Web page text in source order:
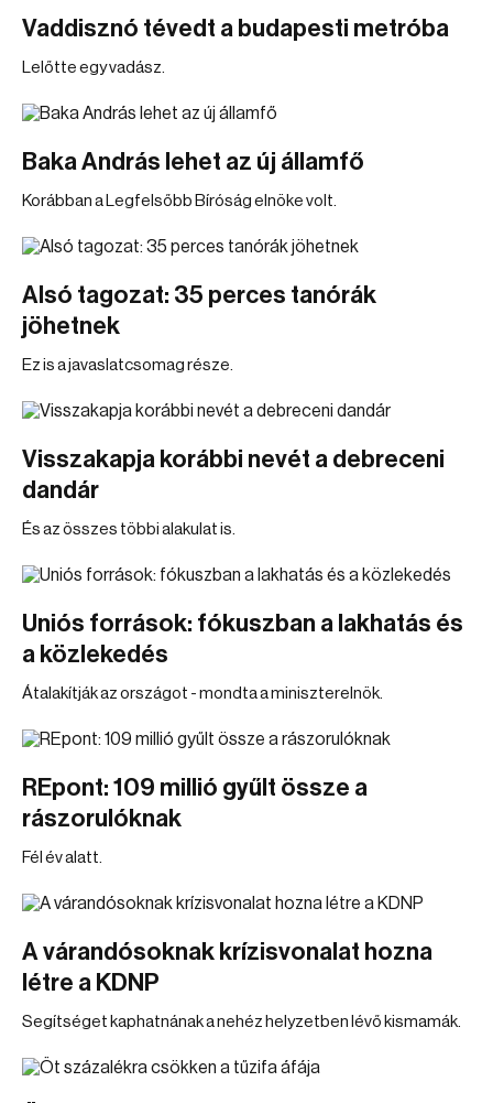
Vaddisznó tévedt a budapesti metróba
Lelőtte egy vadász.
Baka András lehet az új államfő
Korábban a Legfelsőbb Bíróság elnöke volt.
Alsó tagozat: 35 perces tanórák
jöhetnek
Ez is a javaslatcsomag része.
Visszakapja korábbi nevét a debreceni
dandár
És az összes többi alakulat is.
Uniós források: fókuszban a lakhatás és
a közlekedés
Átalakítják az országot - mondta a miniszterelnök.
REpont: 109 millió gyűlt össze a
rászorulóknak
Fél év alatt.
A várandósoknak krízisvonalat hozna
létre a KDNP
Segítséget kaphatnának a nehéz helyzetben lévő kismamák.